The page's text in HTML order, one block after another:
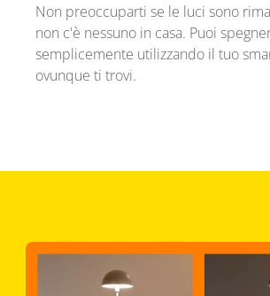
Non preoccuparti se le luci sono
non c'è nessuno in casa. Puoi
semplicemente utilizzando il tuo
ovunque ti trovi.